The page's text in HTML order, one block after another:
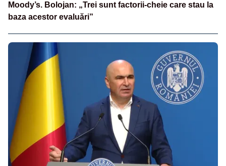
Moody’s. Bolojan: „Trei sunt factorii-cheie care stau la
baza acestor evaluări”